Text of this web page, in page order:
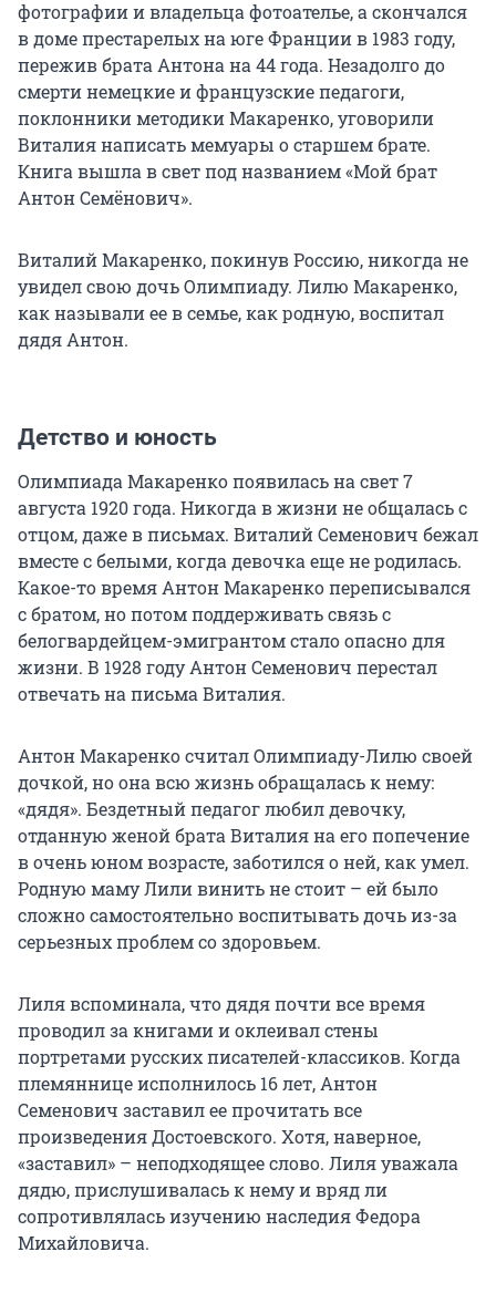
фотографии и владельца фотоателье, а скончался
в доме престарелых на юге Франции в 1983 году,
пережив брата Антона на 44 года. Незадолго до
смерти немецкие и французские педагоги,
поклонники методики Макаренко, уговорили
Виталия написать мемуары о старшем брате.
Книга вышла в свет под названием «Мой брат
Антон Семёнович».
Виталий Макаренко, покинув Россию, никогда не
увидел свою дочь Олимпиаду. Лилю Макаренко,
как называли ее в семье, как родную, воспитал
дядя Антон.
Детство и юность
Олимпиада Макаренко появилась на свет 7
августа 1920 года. Никогда в жизни не общалась с
отцом, даже в письмах. Виталий Семенович бежал
вместе с белыми, когда девочка еще не родилась.
Какое-то время Антон Макаренко переписывался
с братом, но потом поддерживать связь с
белогвардейцем-эмигрантом стало опасно для
жизни. В 1928 году Антон Семенович перестал
отвечать на письма Виталия.
Антон Макаренко считал Олимпиаду-Лилю своей
дочкой, но она всю жизнь обращалась к нему:
«дядя». Бездетный педагог любил девочку,
отданную женой брата Виталия на его попечение
в очень юном возрасте, заботился о ней, как умел.
Родную маму Лили винить не стоит – ей было
сложно самостоятельно воспитывать дочь из-за
серьезных проблем со здоровьем.
Лиля вспоминала, что дядя почти все время
проводил за книгами и оклеивал стены
портретами русских писателей-классиков. Когда
племяннице исполнилось 16 лет, Антон
Семенович заставил ее прочитать все
произведения Достоевского. Хотя, наверное,
«заставил» – неподходящее слово. Лиля уважала
дядю, прислушивалась к нему и вряд ли
сопротивлялась изучению наследия Федора
Михайловича.